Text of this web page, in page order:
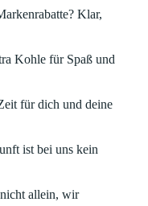
Klar,
Kohle für Spaß und
für dich und deine
ist bei uns kein
allein, wir